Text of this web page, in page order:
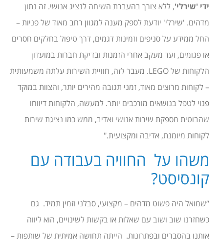
ידי 'שירלי', ללא צורך בהעברת השיחה לנציג אנושי. זה נתון
מדהים. 'שירלי' יודעת לספק מענה למגוון רחב מאוד של פניות –
החל ממידע על סניפים וזמינות דגמים, דרך טיפול בחלקים חסרים
או פגומים, ועד מעקב אחרי הזמנות ובדיקת חברות במועדון
הלקוחות של LEGO. מעבר לזה, חוויית השירות עלתה משמעותית
– לקוחות מרוצים מאוד, זמני תגובה מהירים יותר, והצוות במוקד
פנוי לטפל בנושאים מורכבים יותר. למעשה, הלקוחות דיווחו
שהבוטית מספקת שירות אנושי ואדיב, ממש כמו נציגת שירות
לקוחות מיומנת, אדיבה ומקצועית."
משהו על החוויה בעבודה עם
קונסיסט?
“שמואל היה פשוט מדהים – מקצועי, סבלני וזמין תמיד. גם
כשחזרנו שוב ושוב עם שאלות או בקשות לשינויים, הוא ליווה
אותנו בהסברים ובפתרונות. הייתה תחושה אמיתית של שותפות –